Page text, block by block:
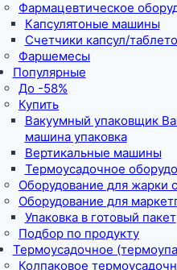
Фармацевтическое
Капсулятоные машины
Счетчики капсул/
Фаршемесы
Популярные
До -58%
Купить
Вакуумный упаковщик
машина упаковка
Вертикальные машины
Термоусадочное
Оборудование для жарки
Оборудование для
Упаковка в готовый пакет
Подбор по продукту
Термоусадочное
Колпаковое